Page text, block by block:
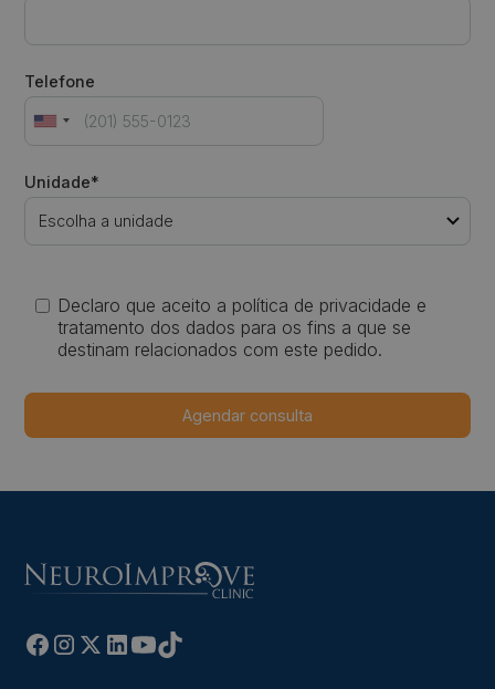
Telefone
Unidade*
Declaro que aceito a política de privacidade e
tratamento dos dados para os fins a que se
destinam relacionados com este pedido.